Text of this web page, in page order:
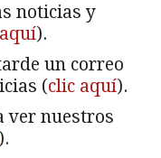
noticias y
).
un correo
(clic aquí).
ver nuestros
).